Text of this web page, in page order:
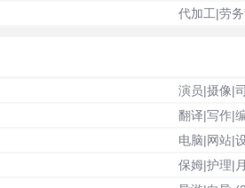
代加工|劳
演员|摄像|
翻译|写作|
电脑|网站|
保姆|护理|